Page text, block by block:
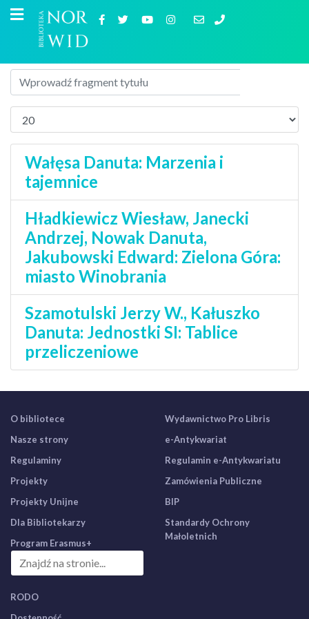
Wałęsa Danuta: Marzenia i
tajemnice
Hładkiewicz Wiesław, Janecki
Andrzej, Nowak Danuta,
Jakubowski Edward: Zielona Góra:
miasto Winobrania
Szamotulski Jerzy W., Kałuszko
Danuta: Jednostki SI: Tablice
przeliczeniowe
O bibliotece
Nasze strony
Regulaminy
Projekty
Projekty Unijne
Dla Bibliotekarzy
Program Erasmus+
Wydawnictwo Pro Libris
e-Antykwariat
Regulamin e-Antykwariatu
Zamówienia Publiczne
BIP
Standardy Ochrony
Małoletnich
RODO